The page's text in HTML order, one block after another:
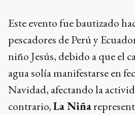
Este evento fue bautizado
pescadores de Perú y
niño Jesús, debido a que el
agua solía manifestarse en
Navidad, afectando la
contrario,La Niña